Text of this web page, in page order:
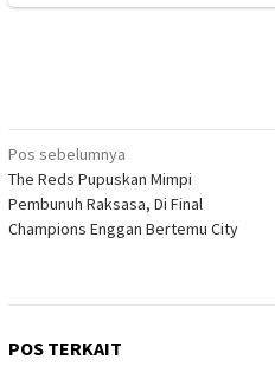
Navigasi
pos
Pos sebelumnya
The Reds Pupuskan Mimpi
Pembunuh Raksasa, Di Final
Champions Enggan Bertemu City
POS TERKAIT